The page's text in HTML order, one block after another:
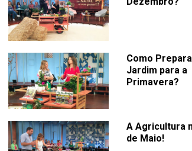
Como
Jardim para a
Primavera?
A Agricultura
de Maio!